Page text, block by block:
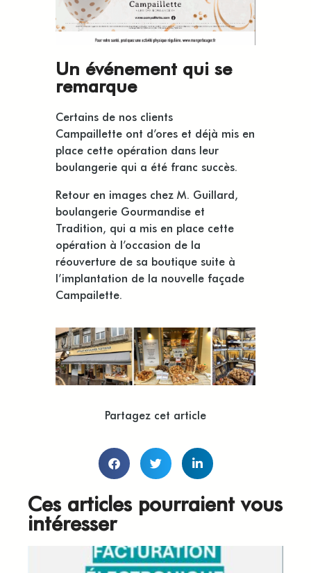
Un événement qui se
remarque
Certains de nos clients
Campaillette ont d’ores et déjà mis en
place cette opération dans leur
boulangerie qui a été franc succès.
Retour en images chez M. Guillard,
boulangerie Gourmandise et
Tradition, qui a mis en place cette
opération à l’occasion de la
réouverture de sa boutique suite à
l’implantation de la nouvelle façade
Campailette.
Partagez cet article
Ces articles pourraient vous
intéresser